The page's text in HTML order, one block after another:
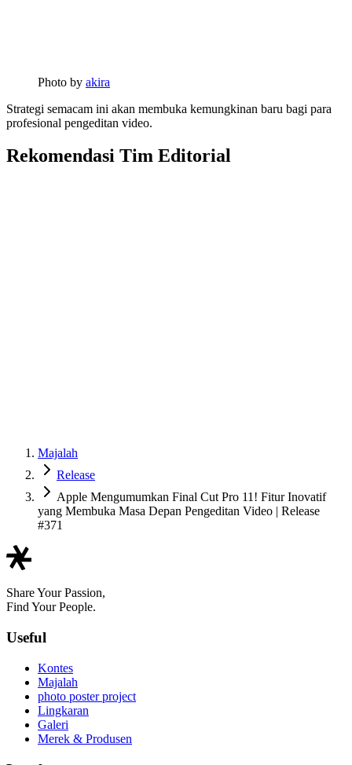
Photo by akira
Strategi semacam ini akan membuka kemungkinan baru bagi para
profesional pengeditan video.
Rekomendasi Tim Editorial
Majalah
Release
Apple Mengumumkan Final Cut Pro 11! Fitur Inovatif
yang Membuka Masa Depan Pengeditan Video | Release
#371
Share Your Passion,
Find Your People.
Useful
Kontes
Majalah
photo poster project
Lingkaran
Galeri
Merek & Produsen